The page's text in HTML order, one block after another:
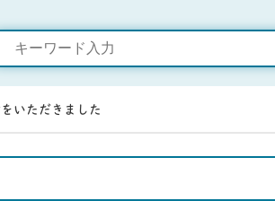
いただきました